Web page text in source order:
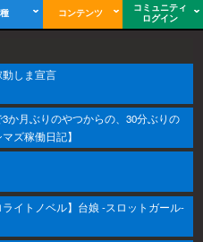
コンテンツ
コミュニティ
ログイン
しま宣言
か月ぶりのやつからの、30分ぶりの
ズ稼働日記】
ライトノベル】台娘 -スロットガール-